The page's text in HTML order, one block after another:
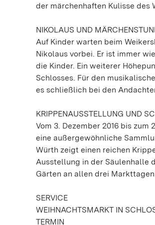
der märchenhaften Kulisse des
NIKOLAUS UND
Auf Kinder warten beim
Nikolaus vorbei. Er ist immer
die Kinder. Ein weiterer
Schlosses. Für den
es schließlich bei den
KRIPPENAUSSTELLUNG UND
Vom 3. Dezember 2016 bis
eine außergewöhnliche
Würth zeigt einen reichen
Ausstellung in der Säulenhalle
Gärten an allen drei
SERVICE
WEIHNACHTSMARKT IN
TERMIN